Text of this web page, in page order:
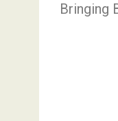
Bringing